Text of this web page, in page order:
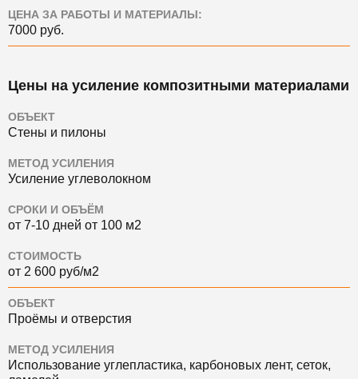
ЦЕНА ЗА РАБОТЫ И МАТЕРИАЛЫ:
7000 руб.
Цены на усиление композитными материалами
ОБЪЕКТ
Стены и пилоны
МЕТОД УСИЛЕНИЯ
Усиление углеволокном
СРОКИ И ОБЪЁМ
от 7-10 дней от 100 м2
СТОИМОСТЬ
от 2 600 руб/м2
ОБЪЕКТ
Проёмы и отверстия
МЕТОД УСИЛЕНИЯ
Использование углепластика, карбоновых лент, сеток,